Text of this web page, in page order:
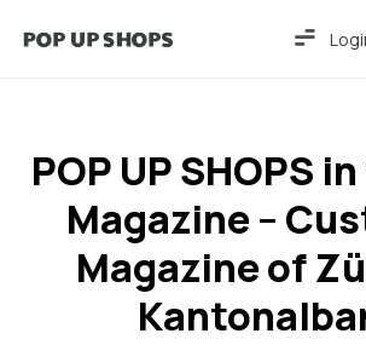
POP UP SHOPS
Magazine –
Magazine of